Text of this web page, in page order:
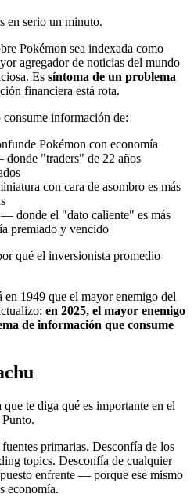
en serio un minuto.
Pokémon sea indexada como
agregador de noticias del mundo
Es síntoma de un problema
financiera está rota.
información de:
Pokémon con economía
"traders" de 22 años
con cara de asombro es más
— donde el "dato caliente" es más
premiado y vencido
qué el inversionista promedio
1949 que el mayor enemigo del
en 2025, el mayor enemigo
de información que consume
te diga qué es importante en el
primarias. Desconfía de los
topics. Desconfía de cualquier
enfrente — porque ese mismo
economía.